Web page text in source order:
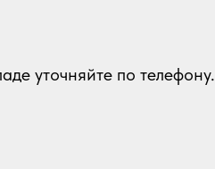
уточняйте по телефону.